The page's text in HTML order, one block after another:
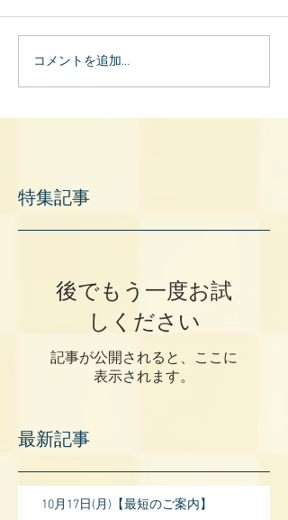
コメントを追加…
特集記事
後でもう一度お試
しください
記事が公開されると、ここに
表示されます。
最新記事
10月17日(月)【最短のご案内】